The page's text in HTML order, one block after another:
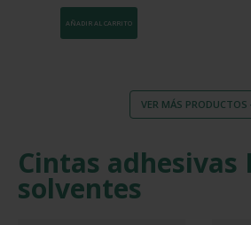
AÑADIR AL CARRITO
VER MÁS PRODUCTOS
Cintas adhesivas
solventes